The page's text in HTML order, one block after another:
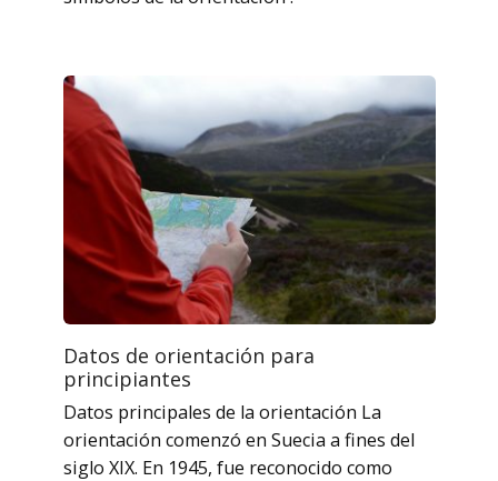
Datos de orientación para
principiantes
Datos principales de la orientación La
orientación comenzó en Suecia a fines del
siglo XIX. En 1945, fue reconocido como